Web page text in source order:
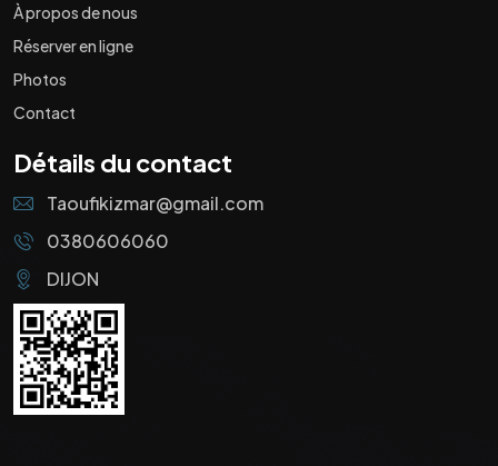
À propos de nous
Réserver en ligne
Photos
Contact
Détails du contact
Taoufikizmar@gmail.com
0380606060
DIJON